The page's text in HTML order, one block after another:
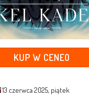
KUP W CENEO
13 czerwca 2025, piątek